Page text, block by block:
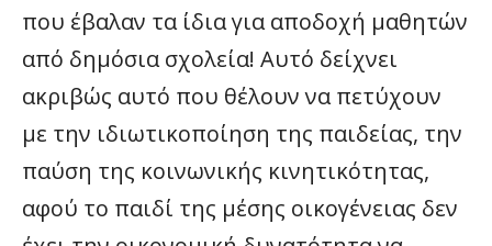
που έβαλαν τα ίδια για αποδοχή μαθητών
από δημόσια σχολεία! Αυτό δείχνει
ακριβώς αυτό που θέλουν να πετύχουν
με την ιδιωτικοποίηση της παιδείας, την
παύση της κοινωνικής κινητικότητας,
αφού το παιδί της μέσης οικογένειας δεν